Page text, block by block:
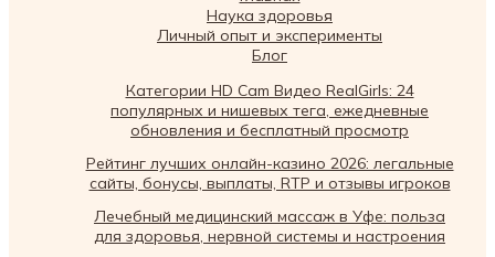
Наука здоровья
Личный опыт и эксперименты
Блог
Категории HD Cam Видео RealGirls: 24
популярных и нишевых тега, ежедневные
обновления и бесплатный просмотр
Рейтинг лучших онлайн-казино 2026: легальные
сайты, бонусы, выплаты, RTP и отзывы игроков
Лечебный медицинский массаж в Уфе: польза
для здоровья, нервной системы и настроения